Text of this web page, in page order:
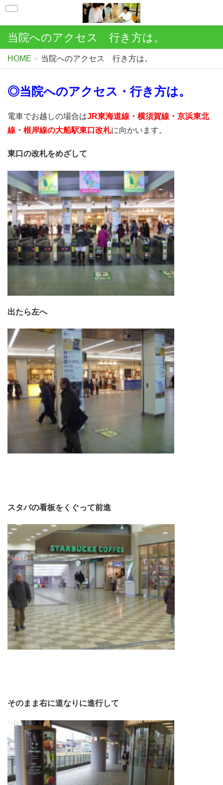
当院へのアクセス 行き方は。
HOME 当院へのアクセス 行き方は。
◎当院へのアクセス・行き方は。
電車でお越しの場合はJR東海道線・横須賀線・京浜東北
線・根岸線の大船駅東口改札に向かいます。
東口の改札をめざして
出たら左へ
スタバの看板をくぐって前進
そのまま右に道なりに進行して